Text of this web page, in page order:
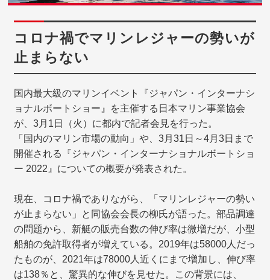
コロナ禍でマリンレジャーの勢いが
止まらない
国内最大級のマリンイベント『ジャパン・インターナシ
ョナルボートショー』を主催する日本マリン事業協会
が、3月1日（火）に都内で記者会見を行った。
「国内のマリン市場の動向」や、3月31日～4月3日まで
開催される『ジャパン・インターナショナルボートショ
ー 2022』についての概要が発表された。
現在、コロナ禍でありながら、「マリンレジャーの勢い
が止まらない」と同協会会長の柳氏が語った。部品調達
の問題から、新艇の販売台数の伸び率は微増だが、小型
船舶の免許取得者が増えている。2019年は58000人だっ
たものが、2021年は78000人近くにまで増加し、伸び率
は138％と、驚異的な伸びを見せた。この背景には、